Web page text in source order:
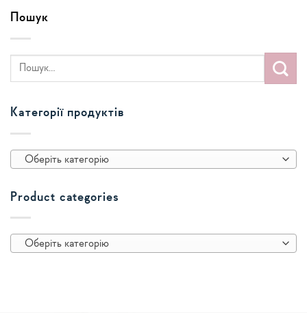
Пошук
Категорії продуктів
Оберіть категорію
Product categories
Оберіть категорію